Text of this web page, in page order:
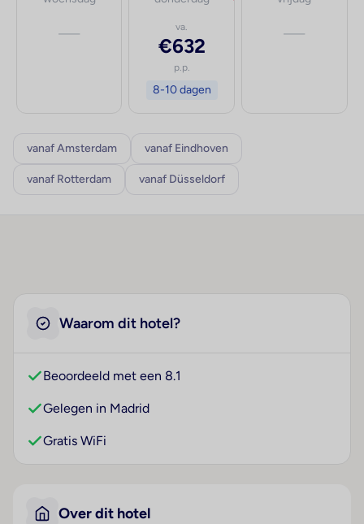
— va.
€632
p.p.
8-10 dagen
—
vanaf Amsterdam vanaf Eindhoven
vanaf Rotterdam vanaf Düsseldorf
Waarom dit hotel?
Beoordeeld met een 8.1
Gelegen in Madrid
Gratis WiFi
Over dit hotel